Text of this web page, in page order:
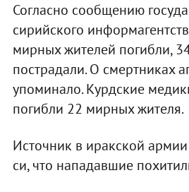
Согласно сообщению
сирийского
мирных жителей погибли,
пострадали. О смертниках
упоминало. Курдские
погибли 22 мирных жителя.
Источник в иракской
си, что нападавшие